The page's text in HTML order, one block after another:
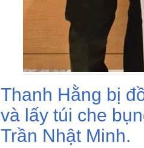
Thanh Hằng bị
và lấy túi che
Trần Nhật Minh.